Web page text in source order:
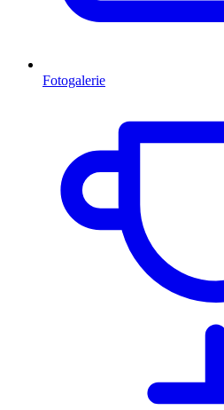
Fotogalerie